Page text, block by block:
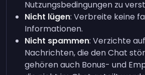
Nutzungsbedingungen zu
Nicht lügen: Verbreite keine
Informationen.
Nicht spammen: Verzichte
Nachrichten, die den Chat
gehören auch Bonus- und